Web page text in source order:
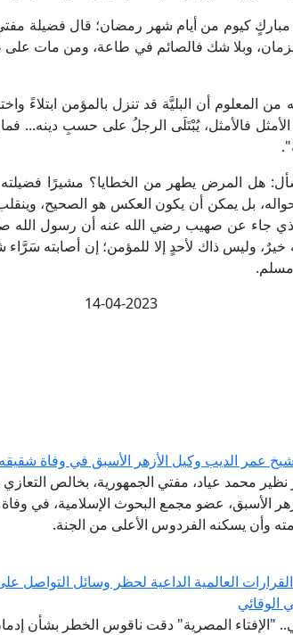
كيوم من أيام شهر رمضان؛ قال فضيلة
وبلا شك فالصائم في طاعة، ومن مات
المعلوم أن البليَّة قد تنزل بالمؤمن ابتلاءً
الأمثل فالأمثل، يُبْتَلَى الرجلُ على حسبِ دينه...
هل المرض يطهر من الخطايا؟ مشيرًا فضيلته
بل يمكن أن يكون العكس هو الصحيح، وينقلب
جاء عن صهيب رضي الله عنه أن رسول الله
خيرٌ، وليس ذاك لأحدٍ إلا للمؤمن؛ إن أصابته
14-04-2023
عمر الديب وكيل الأزهر الأسبق في وفاة شقيقه
نظير محمد عياد، مفتي الجمهورية، بخالص
الأسبق، عضو مجمع البحوث الإسلامية، في
وأن يسكنه الفردوس الأعلى من الجنة.
العالمية الداعية لحظر وسائل التواصل
الوقائي
"الإفتاء المصرية" دقت ناقوس الخطر بشأن إدمان